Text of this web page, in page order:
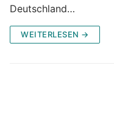
Deutschland…
WEITERLESEN →